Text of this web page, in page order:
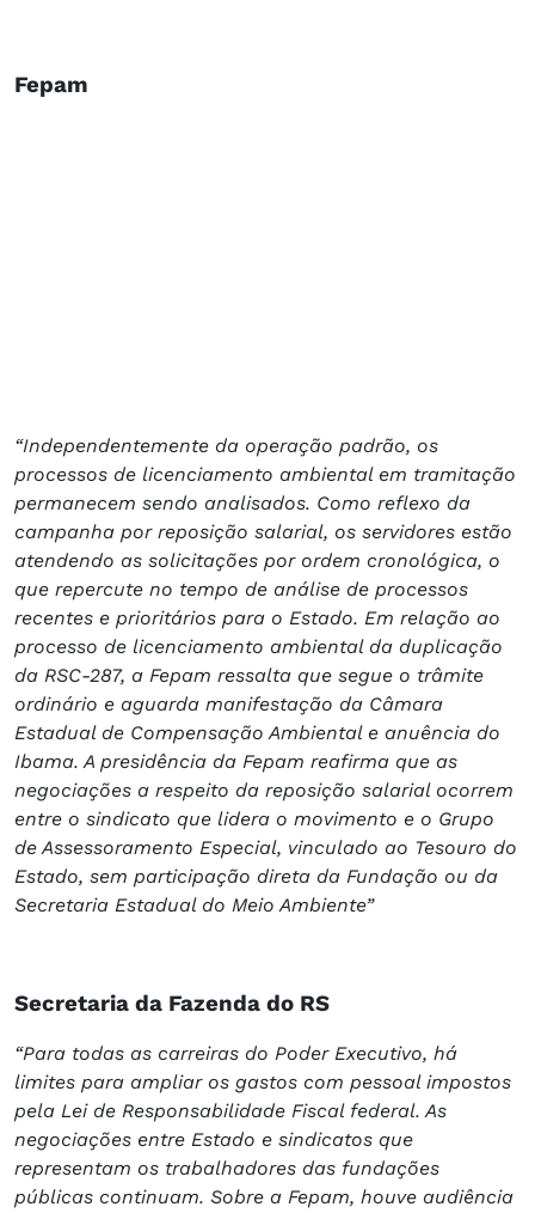
Fepam
“Independentemente da operação padrão, os
processos de licenciamento ambiental em tramitação
permanecem sendo analisados. Como reflexo da
campanha por reposição salarial, os servidores estão
atendendo as solicitações por ordem cronológica, o
que repercute no tempo de análise de processos
recentes e prioritários para o Estado. Em relação ao
processo de licenciamento ambiental da duplicação
da RSC-287, a Fepam ressalta que segue o trâmite
ordinário e aguarda manifestação da Câmara
Estadual de Compensação Ambiental e anuência do
Ibama. A presidência da Fepam reafirma que as
negociações a respeito da reposição salarial ocorrem
entre o sindicato que lidera o movimento e o Grupo
de Assessoramento Especial, vinculado ao Tesouro do
Estado, sem participação direta da Fundação ou da
Secretaria Estadual do Meio Ambiente”
Secretaria da Fazenda do RS
“Para todas as carreiras do Poder Executivo, há
limites para ampliar os gastos com pessoal impostos
pela Lei de Responsabilidade Fiscal federal. As
negociações entre Estado e sindicatos que
representam os trabalhadores das fundações
públicas continuam. Sobre a Fepam, houve audiência